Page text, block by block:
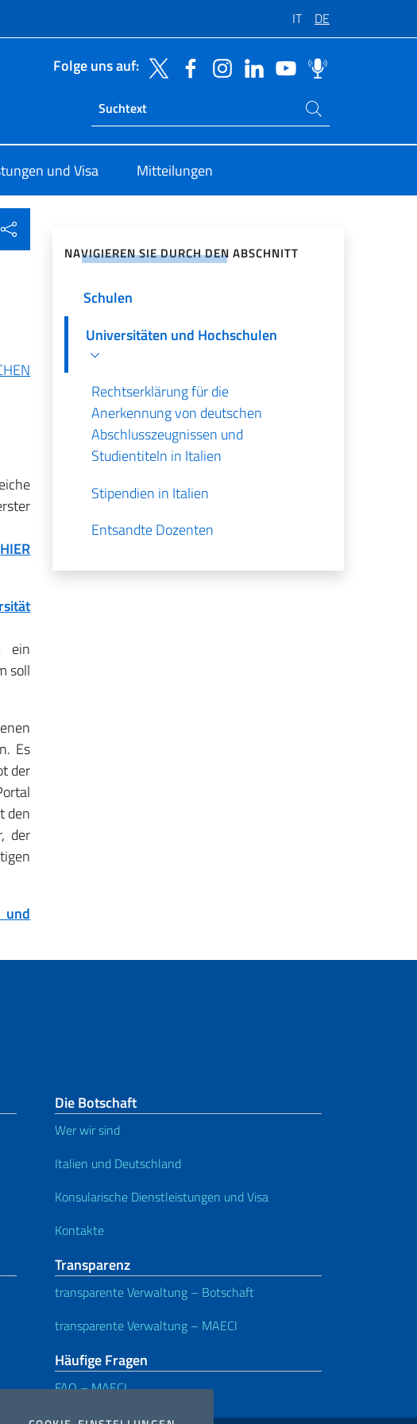
IT DE
Folge uns auf:
Ricerca sito live
Suchen Sie auf der Website
und Visa Mitteilungen
HIER
ein
soll
Es
der
den
der
und
NAVIGIEREN SIE DURCH DEN ABSCHNITT
Schulen
Universitäten und Hochschulen
Rechtserklärung für die
Anerkennung von deutschen
Abschlusszeugnissen und
Studientiteln in Italien
Stipendien in Italien
Entsandte Dozenten
Die Botschaft
Wer wir sind
Italien und Deutschland
Konsularische Dienstleistungen und Visa
Kontakte
Transparenz
transparente Verwaltung – Botschaft
transparente Verwaltung – MAECI
Häufige Fragen
FAQ – MAECI